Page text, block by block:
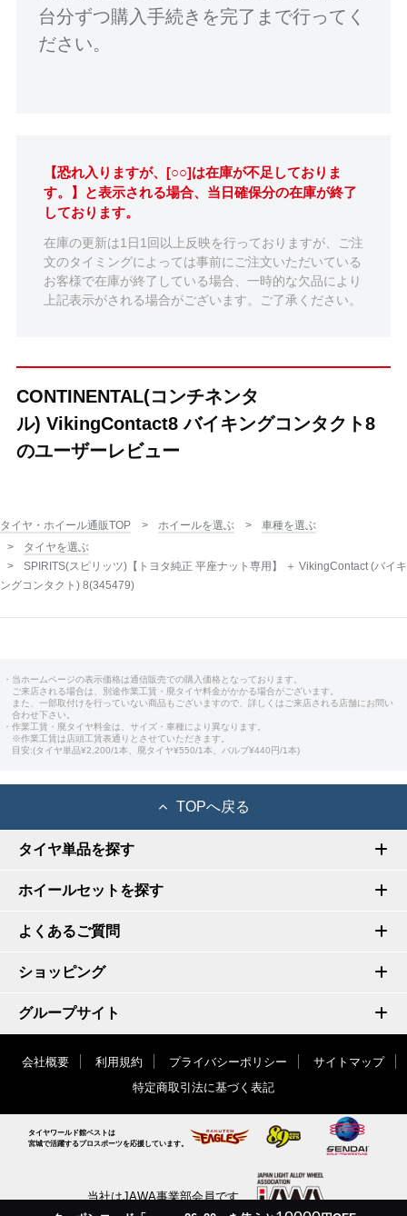
台分ずつ購入手続きを完了まで行ってく
ださい。
【恐れ入りますが、[○○]は在庫が不足しておりま
す。】と表示される場合、当日確保分の在庫が終了
しております。
在庫の更新は1日1回以上反映を行っておりますが、ご注
文のタイミングによっては事前にご注文いただいている
お客様で在庫が終了している場合、一時的な欠品により
上記表示がされる場合がございます。ご了承ください。
CONTINENTAL(コンチネンタ
ル) VikingContact8 バイキングコンタクト8
のユーザーレビュー
タイヤ・ホイール通販TOP ホイールを選ぶ
車種を選ぶ
タイヤを選ぶ
SPIRITS(スピリッツ)【トヨタ純正 平座ナット専用】 ＋ VikingContact (バイキ
ングコンタクト) 8(345479)
・当ホームページの表示価格は通信販売での購入価格となっております。
ご来店される場合は、別途作業工賃・廃タイヤ料金がかかる場合がございます。
また、一部取付けを行っていない商品もございますので、詳しくはご来店される店舗にお問い
合わせ下さい。
・作業工賃・廃タイヤ料金は、サイズ・車種により異なります。
※作業工賃は店頭工賃表通りとさせていただきます。
目安:(タイヤ単品¥2,200/1本、廃タイヤ¥550/1本、バルブ¥440円/1本)
TOPへ戻る
タイヤ単品を探す
ホイールセットを探す
よくあるご質問
ショッピング
グループサイト
会社概要 利用規約 プライバシーポリシー
サイトマップ
特定商取引法に基づく表記
タイヤワールド館ベストは
宮城で活躍するプロスポーツを応援しています。
当社はJAWA事業部会員です